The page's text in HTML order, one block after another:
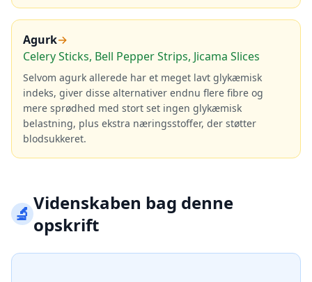
Agurk→
Celery Sticks, Bell Pepper Strips, Jicama Slices
Selvom agurk allerede har et meget lavt glykæmisk
indeks, giver disse alternativer endnu flere fibre og
mere sprødhed med stort set ingen glykæmisk
belastning, plus ekstra næringsstoffer, der støtter
blodsukkeret.
🔬Videnskaben bag denne
opskrift